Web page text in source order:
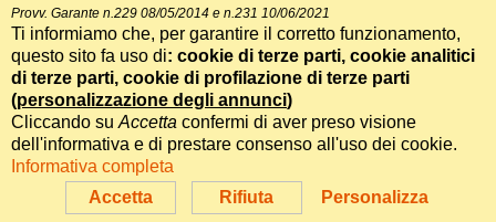
RSS Top News
Contatti
International Communication S.r.l. • P.IVA 14478081004 • Testata
giornalistica n.191, reg. Tribunale di Roma del 14/12/2017
Powered byItala
Accetta Rifiuta Personalizza
Provv. Garante n.229 08/05/2014 e n.231 10/06/2021
Ti informiamo che, per garantire il corretto funzionamento,
questo sito fa uso di: cookie di terze parti, cookie analitici
di terze parti, cookie di profilazione di terze parti
(personalizzazione degli annunci)
Cliccando su Accetta confermi di aver preso visione
dell'informativa e di prestare consenso all'uso dei cookie.
Informativa completa